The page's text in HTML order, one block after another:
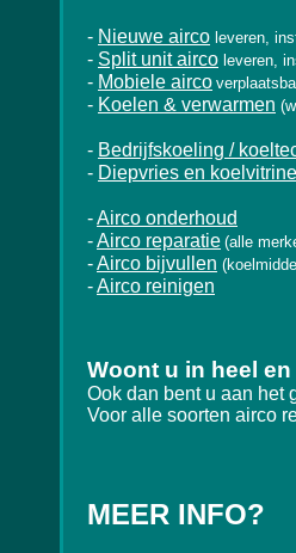
- Nieuwe airco leveren,
- Split unit airco leveren,
- Mobiele airco
- Koelen & verwarmen
- Bedrijfskoeling /
- Diepvries en
-Airco onderhoud
-Airco reparatie (alle
-Airco bijvullen
-Airco reinigen
Woont u in heel en
Ook dan bent u aan het
Voor alle soorten airco
MEER INFO?